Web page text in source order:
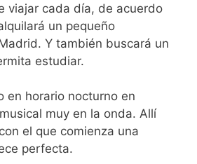
viajar cada día, de acuerdo
un pequeño
Y también buscará un
estudiar.
en horario nocturno en
muy en la onda. Allí
el que comienza una
perfecta.